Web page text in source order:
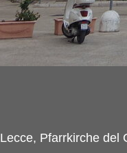
Lecce, Pfarrkirche del